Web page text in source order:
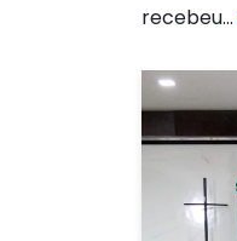
recebeu…